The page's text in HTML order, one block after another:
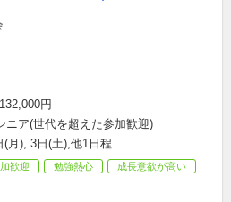
円
ニア(世代を超えた参加歓迎)
(月), 3日(土),他1日程
歓迎 勉強熱心
成長意欲が高い